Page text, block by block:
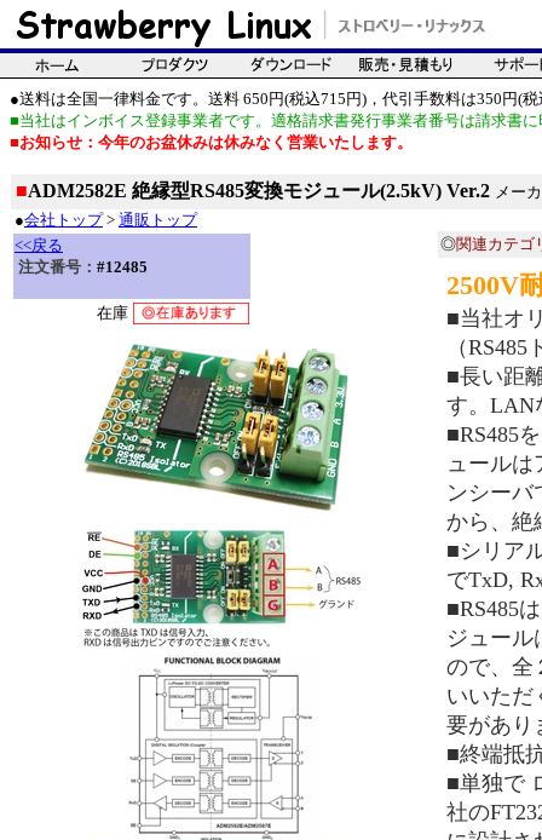
●送料は全国一律料金です。送料 650円(税込715円)，代引手数料は350円(税
■当社はインボイス登録事業者です。適格請求書発行事業者番号は請求書
■お知らせ：今年のお盆休みは休みなく営業いたします。
■ADM2582E 絶縁型RS485変換モジュール(2.5kV) Ver.2 メー
●会社トップ> 通販トップ
<<戻る
注文番号： #12485
在庫
◎関連カテゴ
2500V
■当社オ
（
■長い距
す。LAN
■RS485
ュールは
ンシーバ
から、絶
■シリア
でTxD,
■RS485
ジュール
ので、全
いいただ
要があり
■終端抵
■単独で
社の